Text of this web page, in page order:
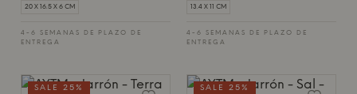
20 X 16.5 X 6 CM
4-6 SEMANAS DE PLAZO DE
ENTREGA
13.4 X 11 CM
4-6 SEMANAS DE PLAZO DE
ENTREGA
SALE 25% SALE 25%